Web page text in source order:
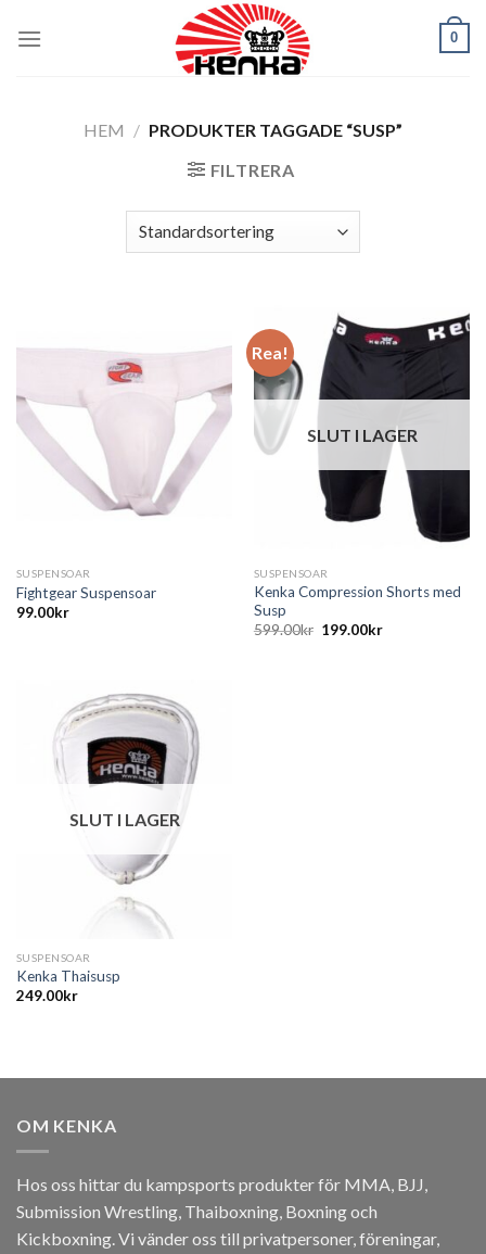
0
HEM / PRODUKTER TAGGADE “SUSP”
FILTRERA
SUSPENSOAR
Fightgear Suspensoar
99.00kr
Rea!
SLUT I LAGER
SUSPENSOAR
Kenka Compression Shorts med
Susp
599.00kr 199.00kr
SLUT I LAGER
SUSPENSOAR
Kenka Thaisusp
249.00kr
OM KENKA
Hos oss hittar du kampsports produkter för MMA, BJJ,
Submission Wrestling, Thaiboxning, Boxning och
Kickboxning. Vi vänder oss till privatpersoner, föreningar,